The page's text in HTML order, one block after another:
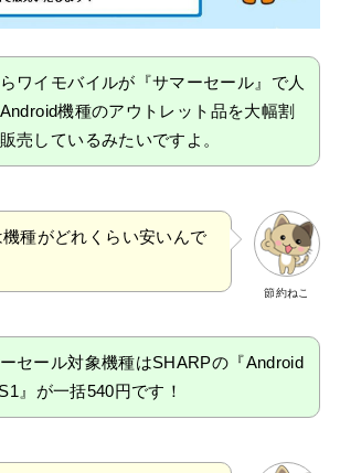
ワイモバイルが『サマーセール』で人
機種のアウトレット品を大幅割
売しているみたいですよ。
節約ねこ
種がどれくらい安いんで
セール対象機種はSHARPの『Android
』が一括540円です！